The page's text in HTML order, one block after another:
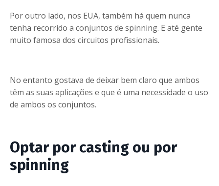
Por outro lado, nos EUA, também há quem nunca
tenha recorrido a conjuntos de spinning. E até gente
muito famosa dos circuitos profissionais.
No entanto gostava de deixar bem claro que ambos
têm as suas aplicações e que é uma necessidade o uso
de ambos os conjuntos.
Optar por casting ou por
spinning